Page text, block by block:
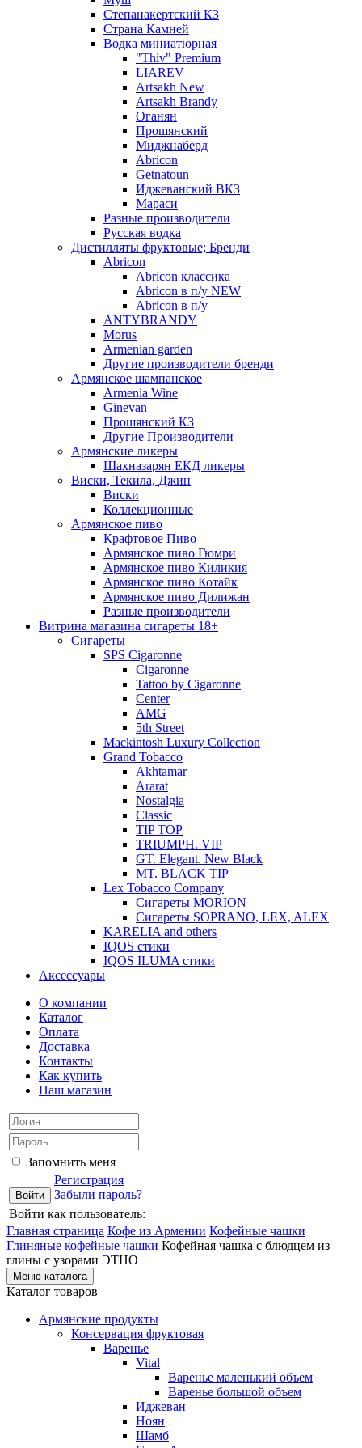
Степанакертский КЗ
Страна Камней
Водка миниатюрная
"Thiv" Premium
LIAREV
Artsakh New
Artsakh Brandy
Оганян
Прошянский
Миджнаберд
Abricon
Getnatoun
Иджеванский ВКЗ
Мараси
Разные производители
Русская водка
Дистилляты фруктовые; Бренди
Abricon
Abricon классика
Abricon в п/у NEW
Abricon в п/у
ANTYBRANDY
Morus
Armenian garden
Другие производители бренди
Армянское шампанское
Armenia Wine
Ginevan
Прошянский КЗ
Другие Производители
Армянские ликеры
Шахназарян ЕКД ликеры
Виски, Текила, Джин
Виски
Коллекционные
Армянское пиво
Крафтовое Пиво
Армянское пиво Гюмри
Армянское пиво Киликия
Армянское пиво Котайк
Армянское пиво Дилижан
Разные производители
Витрина магазина сигареты 18+
Cигареты
SPS Cigaronne
Сigaronne
Tattoo by Cigaronne
Center
AMG
5th Street
Mackintosh Luxury Collection
Grand Tobacco
Akhtamar
Ararat
Nostalgia
Classic
TIP TOP
TRIUMPH. VIP
GT. Elegant. New Black
MT. BLACK TIP
Lex Tobacco Company
Сигареты MORION
Сигареты SOPRANO, LEX, ALEX
KARELIA and others
IQOS стики
IQOS ILUMA стики
Аксессуары
О компании
Каталог
Оплата
Доставка
Контакты
Как купить
Наш магазин
Запомнить меня
Регистрация
Забыли пароль?
Войти как пользователь:
Главная страница Кофе из Армении Кофейные чашки
Глиняные кофейные чашки Кофейная чашка с блюдцем из
глины с узорами ЭТНО
Меню каталога
Каталог товаров
Армянские продукты
Консервация фруктовая
Варенье
Vital
Варенье маленький объем
Варенье большой объем
Иджеван
Ноян
Шамб